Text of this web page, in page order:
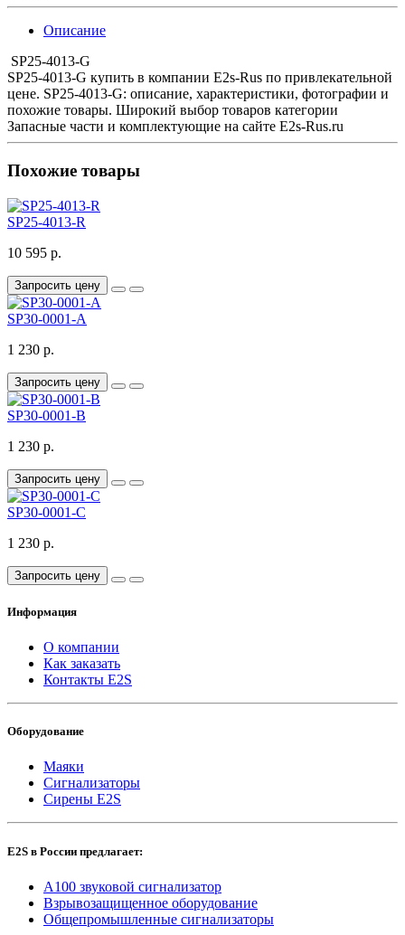
Описание
SP25-4013-G
SP25-4013-G купить в компании E2s-Rus по привлекательной
цене. SP25-4013-G: описание, характеристики, фотографии и
похожие товары. Широкий выбор товаров категории
Запасные части и комплектующие на сайте E2s-Rus.ru
Похожие товары
SP25-4013-R
10 595 р.
Запросить цену
SP30-0001-A
1 230 р.
Запросить цену
SP30-0001-B
1 230 р.
Запросить цену
SP30-0001-C
1 230 р.
Запросить цену
Информация
О компании
Как заказать
Контакты E2S
Оборудование
Маяки
Сигнализаторы
Сирены E2S
E2S в России предлагает:
A100 звуковой сигнализатор
Взрывозащищенное оборудование
Общепромышленные сигнализаторы